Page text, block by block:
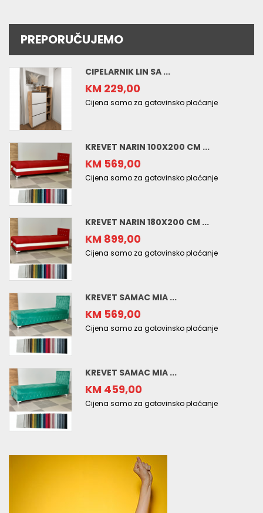
PREPORUČUJEMO
CIPELARNIK LIN SA ...
KM 229,00
Cijena samo za gotovinsko plaćanje
KREVET NARIN 100X200 CM ...
KM 569,00
Cijena samo za gotovinsko plaćanje
KREVET NARIN 180X200 CM ...
KM 899,00
Cijena samo za gotovinsko plaćanje
KREVET SAMAC MIA ...
KM 569,00
Cijena samo za gotovinsko plaćanje
KREVET SAMAC MIA ...
KM 459,00
Cijena samo za gotovinsko plaćanje